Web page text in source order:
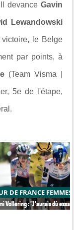
devance Gavin
Lewandowski
victoire, le Belge
par points, à
(Team Visma |
5e de l'étape,
DE FRANCE FEMMES
Vollering : "J'aurais dû